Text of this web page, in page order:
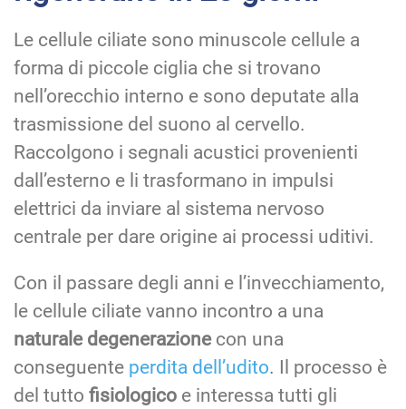
Le cellule ciliate sono minuscole cellule a
forma di piccole ciglia che si trovano
nell’orecchio interno e sono deputate alla
trasmissione del suono al cervello.
Raccolgono i segnali acustici provenienti
dall’esterno e li trasformano in impulsi
elettrici da inviare al sistema nervoso
centrale per dare origine ai processi uditivi.
Con il passare degli anni e l’invecchiamento,
le cellule ciliate vanno incontro a una
naturale degenerazione con una
conseguente perdita dell’udito. Il processo è
del tutto fisiologico e interessa tutti gli